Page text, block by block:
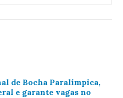
de Bocha Paralímpica,
e garante vagas no